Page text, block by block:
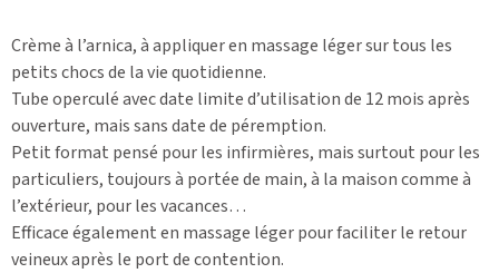
Crème à l’arnica, à appliquer en massage léger sur tous les
petits chocs de la vie quotidienne.
Tube operculé avec date limite d’utilisation de 12 mois après
ouverture, mais sans date de péremption.
Petit format pensé pour les infirmières, mais surtout pour les
particuliers, toujours à portée de main, à la maison comme à
l’extérieur, pour les vacances…
Efficace également en massage léger pour faciliter le retour
veineux après le port de contention.